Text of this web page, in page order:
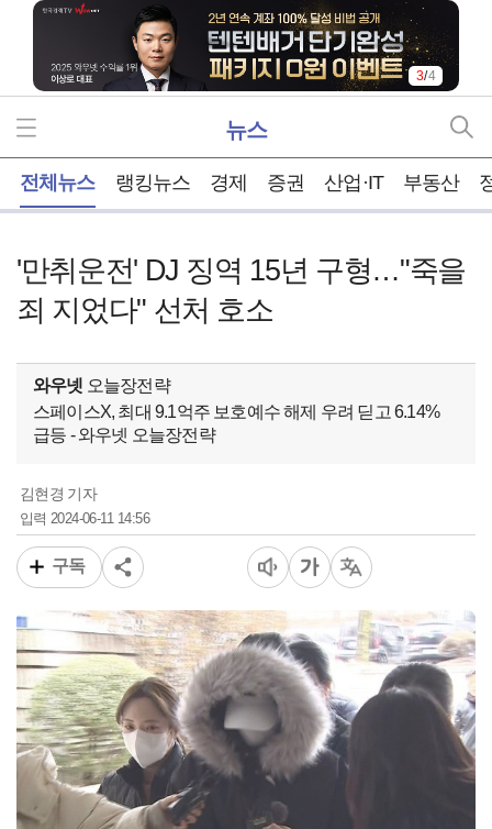
3/4
뉴스
전체뉴스 랭킹뉴스 경제 증권 산업·IT 부동산
'만취운전' DJ 징역 15년 구형…"죽을
죄 지었다" 선처 호소
와우넷 오늘장전략
스페이스X, 최대 9.1억주 보호예수 해제 우려 딛고 6.14%
급등 - 와우넷 오늘장전략
김현경 기자
입력 2024-06-11 14:56
구독